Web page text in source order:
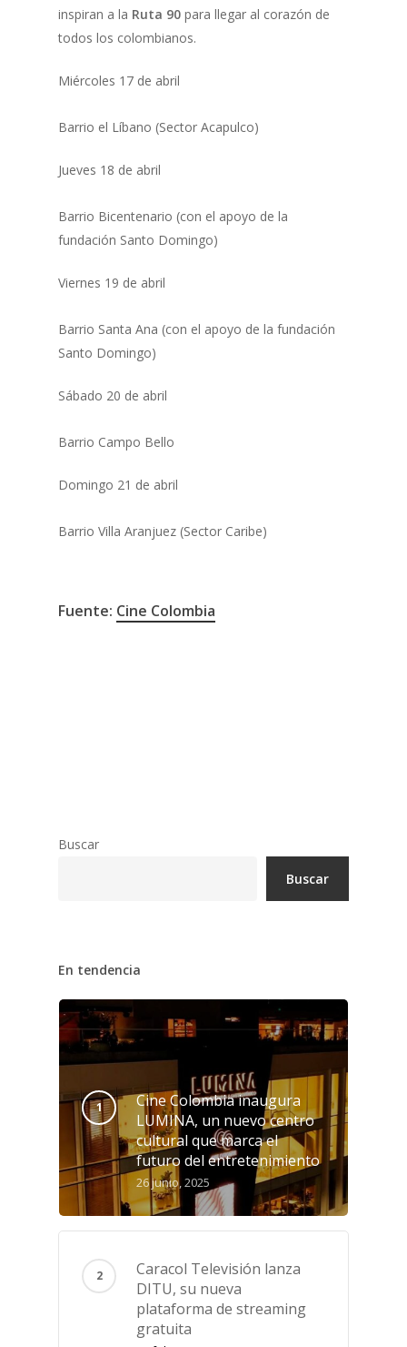
inspiran a la Ruta 90 para llegar al corazón de
todos los colombianos.
Miércoles 17 de abril
Barrio el Líbano (Sector Acapulco)
Jueves 18 de abril
Barrio Bicentenario (con el apoyo de la
fundación Santo Domingo)
Viernes 19 de abril
Barrio Santa Ana (con el apoyo de la fundación
Santo Domingo)
Sábado 20 de abril
Barrio Campo Bello
Domingo 21 de abril
Barrio Villa Aranjuez (Sector Caribe)
Fuente: Cine Colombia
Buscar
Buscar
En tendencia
Cine Colombia inaugura
LUMINA, un nuevo centro
cultural que marca el
futuro del entretenimiento
26 junio, 2025
Caracol Televisión lanza
DITU, su nueva
plataforma de streaming
gratuita